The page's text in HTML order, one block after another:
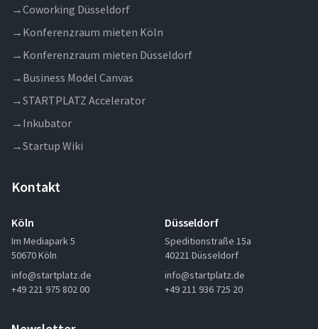
→Coworking Düsseldorf
→ Konferenzraum mieten Köln
→ Konferenzraum mieten Düsseldorf
→ Business Model Canvas
→STARTPLATZ Accelerator
→ Inkubator
→Startup Wiki
Kontakt
Köln
Im Mediapark 5
50670 Köln
info@startplatz.de
+49 221 975 802 00
Düsseldorf
Speditionstraße 15a
40221 Düsseldorf
info@startplatz.de
+49 211 936 725 20